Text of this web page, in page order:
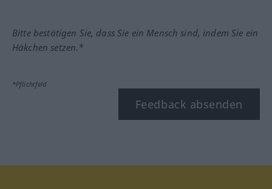
Bitte bestätigen Sie, dass Sie ein Mensch sind, indem Sie ein
Häkchen setzen.*
*Pflichtfeld
Feedback absenden